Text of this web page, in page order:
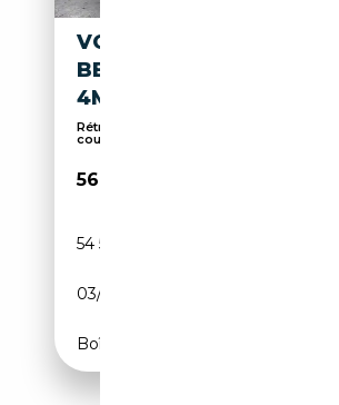
VOLKSWAGEN T7
BEACH TOUR EHYBRID
4MOTION AHK 3ZK
Rétroviseurs latéraux électriques, Porte
coulissan...
56 090€
54 500 km
03/2025
Boîte automatique